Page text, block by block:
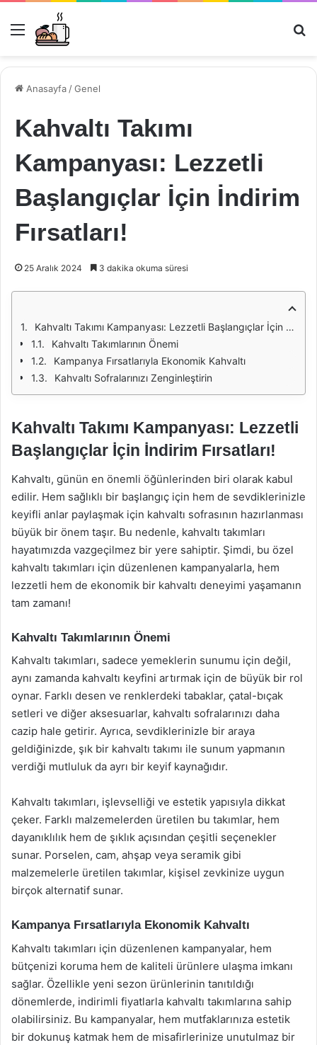
Menü
Anasayfa /Genel
Kahvaltı Takımı
Kampanyası: Lezzetli
Başlangıçlar İçin İndirim
Fırsatları!
25 Aralık 2024 3 dakika okuma süresi
Kahvaltı Takımı Kampanyası: Lezzetli Başlangıçlar İçin İndirim Fırsatları!
Kahvaltı Takımlarının Önemi
Kampanya Fırsatlarıyla Ekonomik Kahvaltı
Kahvaltı Sofralarınızı Zenginleştirin
Kahvaltı Takımı Kampanyası: Lezzetli
Başlangıçlar İçin İndirim Fırsatları!
Kahvaltı, günün en önemli öğünlerinden biri olarak kabul
edilir. Hem sağlıklı bir başlangıç için hem de sevdiklerinizle
keyifli anlar paylaşmak için kahvaltı sofrasının hazırlanması
büyük bir önem taşır. Bu nedenle, kahvaltı takımları
hayatımızda vazgeçilmez bir yere sahiptir. Şimdi, bu özel
kahvaltı takımları için düzenlenen kampanyalarla, hem
lezzetli hem de ekonomik bir kahvaltı deneyimi yaşamanın
tam zamanı!
Kahvaltı Takımlarının Önemi
Kahvaltı takımları, sadece yemeklerin sunumu için değil,
aynı zamanda kahvaltı keyfini artırmak için de büyük bir rol
oynar. Farklı desen ve renklerdeki tabaklar, çatal-bıçak
setleri ve diğer aksesuarlar, kahvaltı sofralarınızı daha
cazip hale getirir. Ayrıca, sevdiklerinizle bir araya
geldiğinizde, şık bir kahvaltı takımı ile sunum yapmanın
verdiği mutluluk da ayrı bir keyif kaynağıdır.
Kahvaltı takımları, işlevselliği ve estetik yapısıyla dikkat
çeker. Farklı malzemelerden üretilen bu takımlar, hem
dayanıklılık hem de şıklık açısından çeşitli seçenekler
sunar. Porselen, cam, ahşap veya seramik gibi
malzemelerle üretilen takımlar, kişisel zevkinize uygun
birçok alternatif sunar.
Kampanya Fırsatlarıyla Ekonomik Kahvaltı
Kahvaltı takımları için düzenlenen kampanyalar, hem
bütçenizi koruma hem de kaliteli ürünlere ulaşma imkanı
sağlar. Özellikle yeni sezon ürünlerinin tanıtıldığı
dönemlerde, indirimli fiyatlarla kahvaltı takımlarına sahip
olabilirsiniz. Bu kampanyalar, hem mutfaklarınıza estetik
bir dokunuş katmak hem de misafirlerinize unutulmaz bir